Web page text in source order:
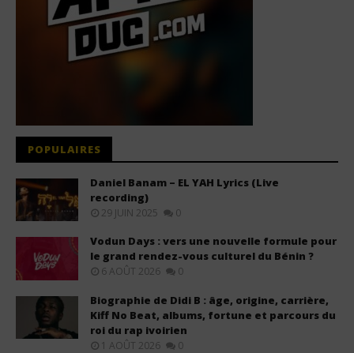
POPULAIRES
Daniel Banam – EL YAH Lyrics (Live
recording)
29 JUIN 2025 0
Vodun Days : vers une nouvelle formule pour
le grand rendez-vous culturel du Bénin ?
6 AOÛT 2026 0
Biographie de Didi B : âge, origine, carrière,
Kiff No Beat, albums, fortune et parcours du
roi du rap ivoirien
1 AOÛT 2026 0